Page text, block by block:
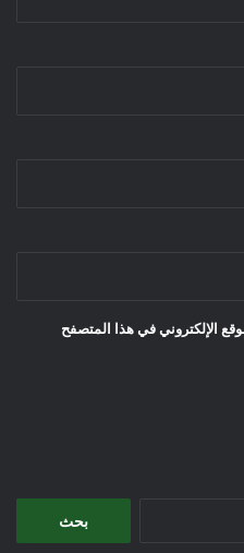
الإلكتروني في هذا المتصفح